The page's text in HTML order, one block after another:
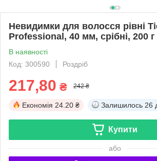
Невидимки для волосся рівні
Professional, 40 мм, срібні, 200 г
В наявності
Код: 300590
Роздріб
217,80 ₴ 242 ₴
Економія 24.20 ₴ Залишилось 26
Купити
або